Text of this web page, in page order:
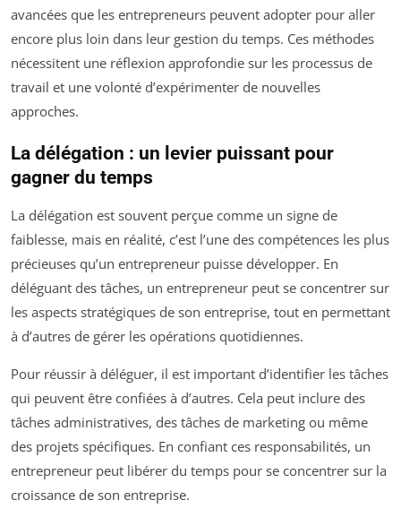
avancées que les entrepreneurs peuvent adopter pour aller
encore plus loin dans leur gestion du temps. Ces méthodes
nécessitent une réflexion approfondie sur les processus de
travail et une volonté d’expérimenter de nouvelles
approches.
La délégation : un levier puissant pour
gagner du temps
La délégation est souvent perçue comme un signe de
faiblesse, mais en réalité, c’est l’une des compétences les plus
précieuses qu’un entrepreneur puisse développer. En
déléguant des tâches, un entrepreneur peut se concentrer sur
les aspects stratégiques de son entreprise, tout en permettant
à d’autres de gérer les opérations quotidiennes.
Pour réussir à déléguer, il est important d’identifier les tâches
qui peuvent être confiées à d’autres. Cela peut inclure des
tâches administratives, des tâches de marketing ou même
des projets spécifiques. En confiant ces responsabilités, un
entrepreneur peut libérer du temps pour se concentrer sur la
croissance de son entreprise.